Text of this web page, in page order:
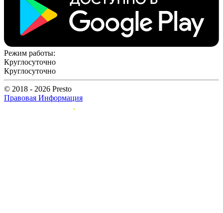
Режим работы:
Круглосуточно
Круглосуточно
© 2018 - 2026 Presto
Правовая Информация